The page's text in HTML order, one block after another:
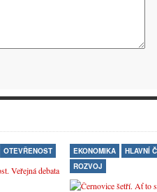
OTEVŘENOST EKONOMIKA
HLAVNÍ
ROZVOJ